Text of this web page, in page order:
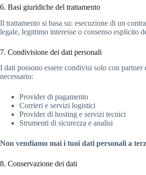
6. Basi giuridiche del trattamento
Il trattamento si basa su: esecuzione di un
legale, legittimo interesse o consenso esplicito
7. Condivisione dei dati personali
I dati possono essere condivisi solo con
necessario:
Provider di pagamento
Corrieri e servizi logistici
Provider di hosting e servizi tecnici
Strumenti di sicurezza e analisi
Non vendiamo mai i tuoi dati personali a
8. Conservazione dei dati